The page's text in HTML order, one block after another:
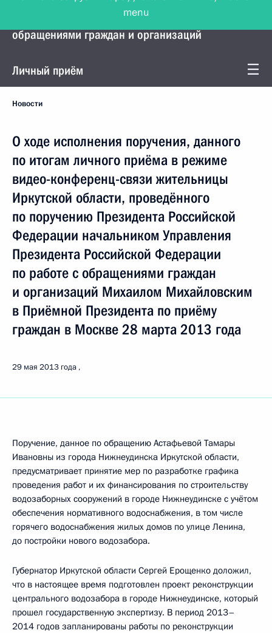
Управление Президента по работе с
обращениями граждан и организаций
Личный приём
Новости
О ходе исполнения поручения, данного
по итогам личного приёма в режиме
видео-конференц-связи жительницы
Иркутской области, проведённого
по поручению Президента Российской
Федерации начальником Управления
Президента Российской Федерации
по работе с обращениями граждан
и организаций Михаилом Михайловским
в Приёмной Президента по приёму
граждан в Москве 28 марта 2013 года
29 мая 2013 года
Поручение, данное по обращению Астафьевой Тамары
Ивановны из города Нижнеудинска Иркутской области,
предусматривает принятие мер по разработке графика
проведения работ и их финансирования по строительству
водозаборных сооружений в городе Нижнеудинске с учётом
обеспечения нормативного водоснабжения, в том числе
горячего водоснабжения жилых домов по улице Ленина,
до постройки нового водозабора.
Губернатор Иркутской области Сергей Ерощенко доложил,
что в настоящее время подготовлен проект реконструкции
центрального водозабора в городе Нижнеудинске, который
прошел государственную экспертизу. В период 2013–
2014 годов запланированы работы по реконструкции
menu